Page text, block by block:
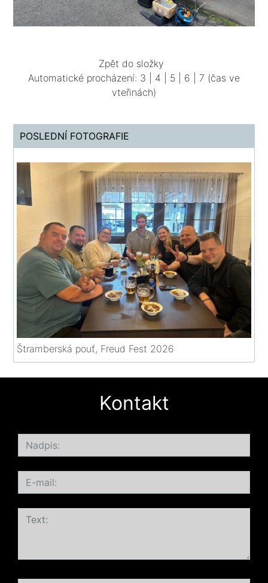
Zpět do složky
Automatické procházení: 3 4 5 6 7 (čas ve
vteřinách)
POSLEDNÍ FOTOGRAFIE
Štramberská pouť, Freud Fest 2026
Kontakt